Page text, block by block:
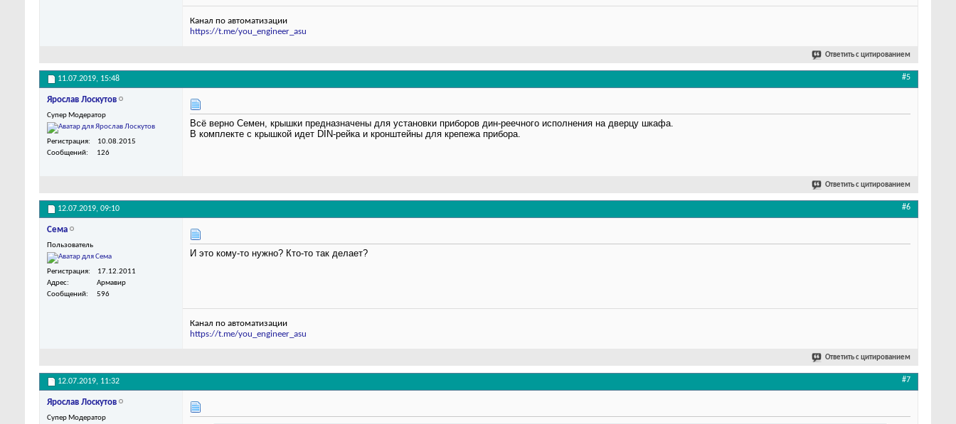
Канал по автоматизации
https://t.me/you_engineer_asu
Ответить с цитированием
11.07.2019, 15:48 #5
Ярослав Лоскутов
Супер Модератор
Регистрация
10.08.2015
Сообщений
126
Всё верно Семен, крышки предназначены для установки приборов дин-реечного исполнения на дверцу шкафа.
В комплекте с крышкой идет DIN-рейка и кронштейны для крепежа прибора.
Ответить с цитированием
12.07.2019, 09:10 #6
Сема
Пользователь
Регистрация
17.12.2011
Адрес
Армавир
Сообщений
596
И это кому-то нужно? Кто-то так делает?
Канал по автоматизации
https://t.me/you_engineer_asu
Ответить с цитированием
12.07.2019, 11:32 #7
Ярослав Лоскутов
Супер Модератор